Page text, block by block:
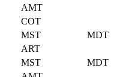
AMT
COT
MST MDT
ART
MST MDT